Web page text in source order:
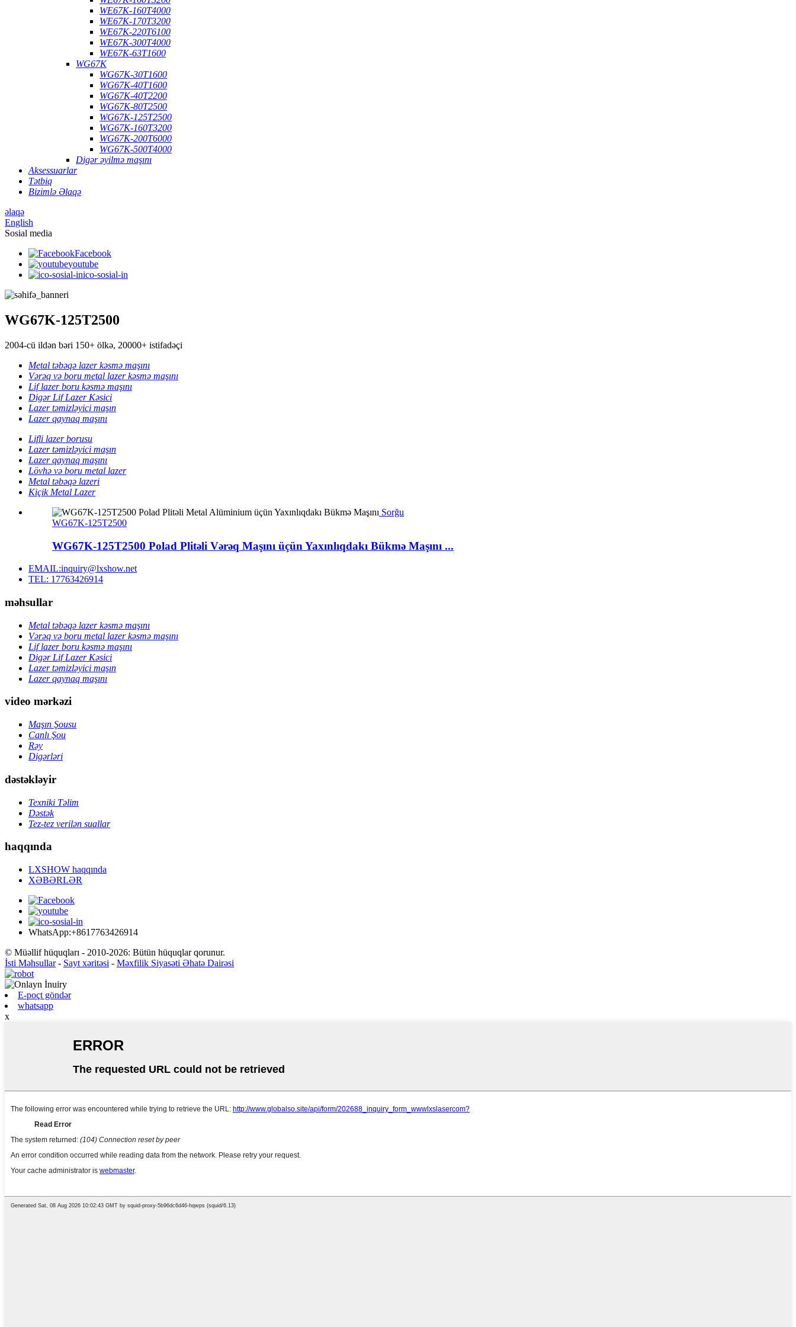
WE67K-160T4000
WE67K-170T3200
WE67K-220T6100
WE67K-300T4000
WE67K-63T1600
WG67K
WG67K-30T1600
WG67K-40T1600
WG67K-40T2200
WG67K-80T2500
WG67K-125T2500
WG67K-160T3200
WG67K-200T6000
WG67K-500T4000
Digər əyilmə maşını
Aksessuarlar
Tətbiq
Bizimlə Əlaqə
əlaqə
English
Sosial media
Facebook
youtube
ico-sosial-in
WG67K-125T2500
2004-cü ildən bəri 150+ ölkə, 20000+ istifadəçi
Metal təbəqə lazer kəsmə maşını
Vərəq və boru metal lazer kəsmə maşını
Lif lazer boru kəsmə maşını
Digər Lif Lazer Kəsici
Lazer təmizləyici maşın
Lazer qaynaq maşını
Lifli lazer borusu
Lazer təmizləyici maşın
Lazer qaynaq maşını
Lövhə və boru metal lazer
Metal təbəqə lazeri
Kiçik Metal Lazer
Sorğu
WG67K-125T2500
WG67K-125T2500 Polad Plitəli Vərəq Maşını üçün Yaxınlıqdakı Bükmə Maşını ...
EMAIL:inquiry@lxshow.net
TEL: 17763426914
məhsullar
Metal təbəqə lazer kəsmə maşını
Vərəq və boru metal lazer kəsmə maşını
Lif lazer boru kəsmə maşını
Digər Lif Lazer Kəsici
Lazer təmizləyici maşın
Lazer qaynaq maşını
video mərkəzi
Maşın Şousu
Canlı Şou
Rəy
Digərləri
dəstəkləyir
Texniki Təlim
Dəstək
Tez-tez verilən suallar
haqqında
LXSHOW haqqında
XƏBƏRLƏR
WhatsApp:+8617763426914
© Müəllif hüquqları - 2010-2026: Bütün hüquqlar qorunur.
İsti Məhsullar- Sayt xəritəsi - Məxfilik Siyasəti Əhatə Dairəsi
E-poçt göndər
whatsapp
x